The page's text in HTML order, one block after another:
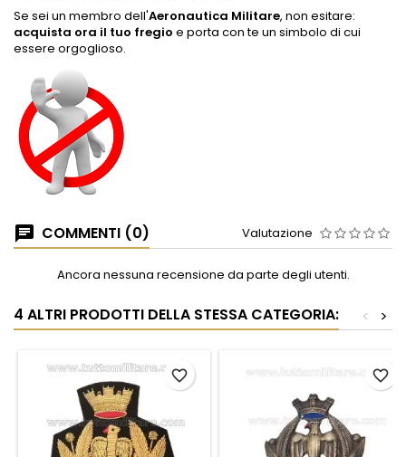
Se sei un membro dell'Aeronautica Militare, non esitare:
acquista ora il tuo fregio e porta con te un simbolo di cui
essere orgoglioso.
COMMENTI (0) Valutazione
Ancora nessuna recensione da parte degli utenti.
4 ALTRI PRODOTTI DELLA STESSA CATEGORIA: >
<
favorite_border favorite_border